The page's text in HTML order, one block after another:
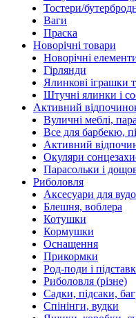
Тостери/
Ваги
Праска
Новорічні товари
Новорічні
Гірлянди
Ялинкові іграшки
Штучні ялинки і
Активний
Вуличні меблі,
Все для барбекю,
Активний
Окуляри
Парасольки і
Риболовля
Аксесуари для
Блешня, воблера
Котушки
Кормушки
Оснащення
Прикормки
Род-поди і
Риболовля (різне)
Садки, підсаки,
Спінінги, вудки